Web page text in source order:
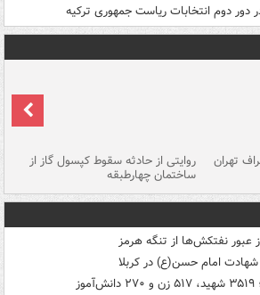
دوم انتخابات ریاست جمهوری ترکیه
تهران روایتی از حادثه سقوط کپسول گاز از
ساختمان چهارطبقه
نفتکش‌ها از تنگه هرمز
شهادت امام حسن(ع) در کربلا